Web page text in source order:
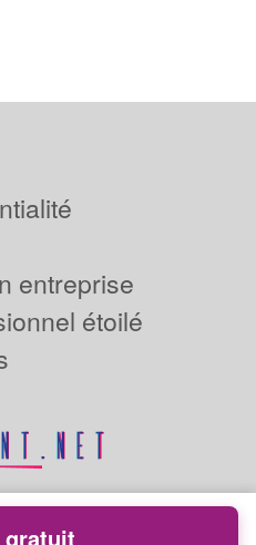
entreprise
étoilé
gratuit